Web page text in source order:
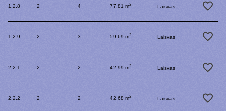
1.2.8 2 4 77,81 m2 Laisvas
1.2.9 2 3 59,69 m2 Laisvas
2.2.1 2 2 42,99 m2 Laisvas
2.2.2 2 2 42,68 m2 Laisvas